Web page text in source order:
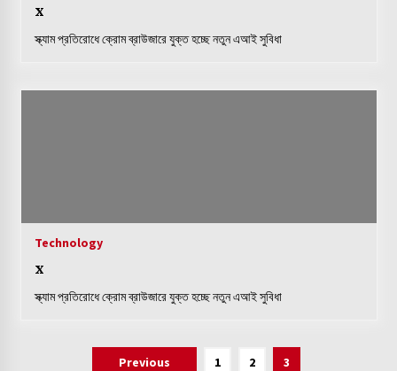
x
স্ক্যাম প্রতিরোধে ক্রোম ব্রাউজারে যুক্ত হচ্ছে নতুন এআই সুবিধা
Technology
x
স্ক্যাম প্রতিরোধে ক্রোম ব্রাউজারে যুক্ত হচ্ছে নতুন এআই সুবিধা
Previous 1 2 3